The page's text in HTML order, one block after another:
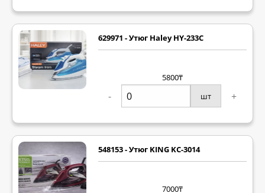
629971 - Утюг Haley HY-233C
5800₸
- шт +
548153 - Утюг KING KC-3014
7000₸